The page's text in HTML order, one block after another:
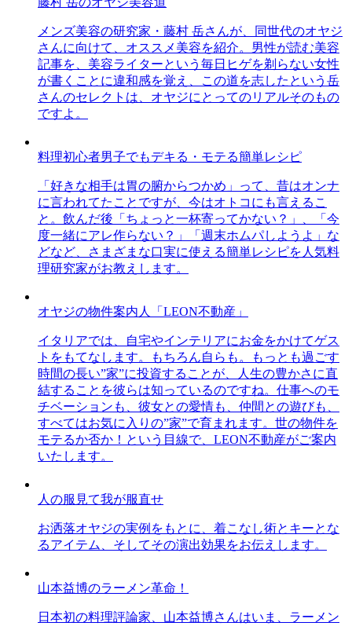
メンズ美容の研究家・藤村 岳さんが、同世代のオヤジ
さんに向けて、オススメ美容を紹介。男性が読む美容
記事を、美容ライターという毎日ヒゲを剃らない女性
が書くことに違和感を覚え、この道を志したという岳
さんのセレクトは、オヤジにとってのリアルそのもの
ですよ。
料理初心者男子でもデキる・モテる簡単レシピ
「好きな相手は胃の腑からつかめ」って、昔はオンナ
に言われてたことですが、今はオトコにも言えるこ
と。飲んだ後「ちょっと一杯寄ってかない？」、「今
度一緒にアレ作らない？」「週末ホムパしようよ」な
どなど、さまざまな口実に使える簡単レシピを人気料
理研究家がお教えします。
オヤジの物件案内人「LEON不動産」
イタリアでは、自宅やインテリアにお金をかけてゲス
トをもてなします。もちろん自らも。もっとも過ごす
時間の長い”家”に投資することが、人生の豊かさに直
結することを彼らは知っているのですね。仕事へのモ
チベーションも、彼女との愛情も、仲間との遊びも、
すべてはお気に入りの”家”で育まれます。世の物件を
モテるか否か！という目線で、LEON不動産がご案内
いたします。
人の服見て我が服直せ
お洒落オヤジの実例をもとに、着こなし術とキーとな
るアイテム、そしてその演出効果をお伝えします。
山本益博のラーメン革命！
日本初の料理評論家、山本益博さんはいま、ラーメン